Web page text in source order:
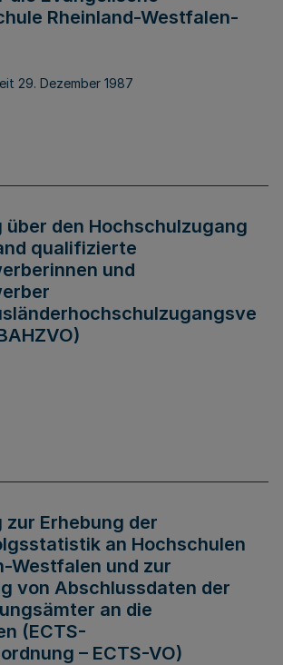
Rheinland-Westfalen-
29. Dezember 1987
über den Hochschulzugang
qualifizierte
und
Erhebung der
an Hochschulen
Westfalen und zur
von Abschlussdaten der
an die
(ECTS-
– ECTS-VO)